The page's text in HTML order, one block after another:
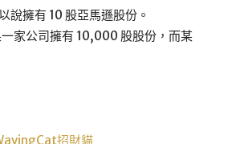
說擁有 10 股亞馬遜股份。
家公司擁有 10,000 股股份，而某
招財貓